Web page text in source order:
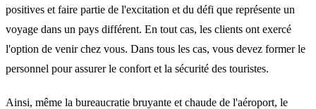
positives et faire partie de l'excitation et du défi que représente un
voyage dans un pays différent. En tout cas, les clients ont exercé
l'option de venir chez vous. Dans tous les cas, vous devez former le
personnel pour assurer le confort et la sécurité des touristes.
Ainsi, même la bureaucratie bruyante et chaude de l'aéroport, le